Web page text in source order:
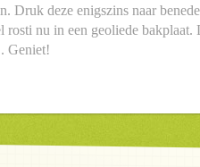
Druk deze enigszins naar
rosti nu in een geoliede
Geniet!